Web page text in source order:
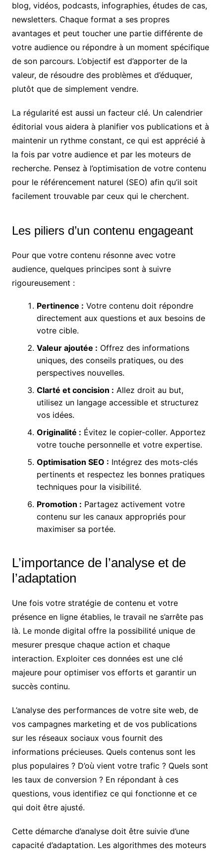
blog, vidéos, podcasts, infographies, études de cas,
newsletters. Chaque format a ses propres
avantages et peut toucher une partie différente de
votre audience ou répondre à un moment spécifique
de son parcours. L’objectif est d’apporter de la
valeur, de résoudre des problèmes et d’éduquer,
plutôt que de simplement vendre.
La régularité est aussi un facteur clé. Un calendrier
éditorial vous aidera à planifier vos publications et à
maintenir un rythme constant, ce qui est apprécié à
la fois par votre audience et par les moteurs de
recherche. Pensez à l’optimisation de votre contenu
pour le référencement naturel (SEO) afin qu’il soit
facilement trouvable par ceux qui le cherchent.
Les piliers d’un contenu engageant
Pour que votre contenu résonne avec votre
audience, quelques principes sont à suivre
rigoureusement :
Pertinence : Votre contenu doit répondre
directement aux questions et aux besoins de
votre cible.
Valeur ajoutée : Offrez des informations
uniques, des conseils pratiques, ou des
perspectives nouvelles.
Clarté et concision : Allez droit au but,
utilisez un langage accessible et structurez
vos idées.
Originalité : Évitez le copier-coller. Apportez
votre touche personnelle et votre expertise.
Optimisation SEO : Intégrez des mots-clés
pertinents et respectez les bonnes pratiques
techniques pour la visibilité.
Promotion : Partagez activement votre
contenu sur les canaux appropriés pour
maximiser sa portée.
L’importance de l’analyse et de
l’adaptation
Une fois votre stratégie de contenu et votre
présence en ligne établies, le travail ne s’arrête pas
là. Le monde digital offre la possibilité unique de
mesurer presque chaque action et chaque
interaction. Exploiter ces données est une clé
majeure pour optimiser vos efforts et garantir un
succès continu.
L’analyse des performances de votre site web, de
vos campagnes marketing et de vos publications
sur les réseaux sociaux vous fournit des
informations précieuses. Quels contenus sont les
plus populaires ? D’où vient votre trafic ? Quels sont
les taux de conversion ? En répondant à ces
questions, vous identifiez ce qui fonctionne et ce
qui doit être ajusté.
Cette démarche d’analyse doit être suivie d’une
capacité d’adaptation. Les algorithmes des moteurs